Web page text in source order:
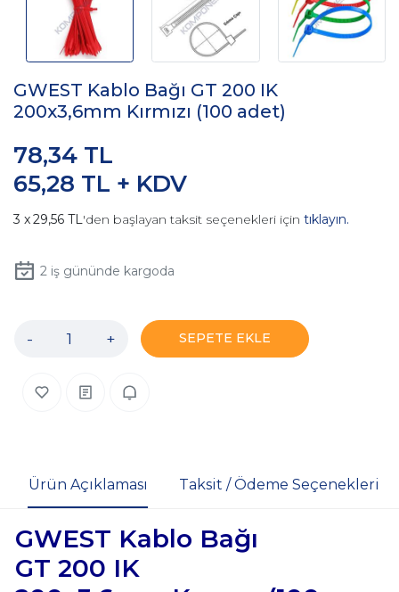
GWEST Kablo Bağı GT 200 IK
200x3,6mm Kırmızı (100 adet)
65,28 TL + KDV
78,34 TL
29,56 TL'den başlayan taksit seçenekleri için tıklayın.
2iş gününde kargoda
- + SEPETE EKLE
Ürün Açıklaması Taksit / Ödeme Seçenekleri
GWEST Kablo Bağı
GT 200 IK